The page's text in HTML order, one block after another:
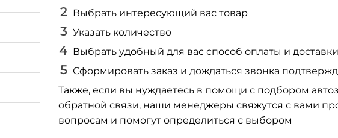
Выбрать интересующий вас товар
Указать количество
Выбрать удобный для вас способ оплаты и доставки
Сформировать заказ и дождаться звонка
Также, если вы нуждаетесь в помощи с подбором
обратной связи, наши менеджеры свяжутся с вами
вопросам и помогут определиться с выбором